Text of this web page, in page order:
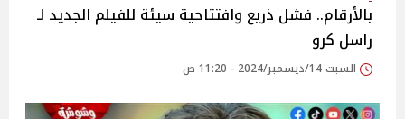
بالأرقام.. فشل ذريع وافتتاحية سيئة للفيلم الجديد لـ
راسل كرو
السبت 14/ديسمبر/2024 - 11:20 ص